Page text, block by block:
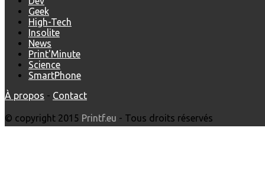
Geek
High-Tech
Insolite
News
Print'Minute
Science
SmartPhone
À propos - Contact
© copyright 2015 Printf.eu - Tous droits réservés